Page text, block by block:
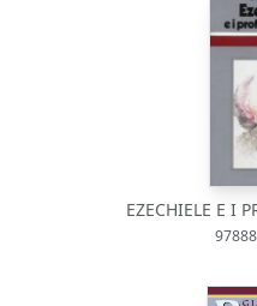
EZECHIELE E I